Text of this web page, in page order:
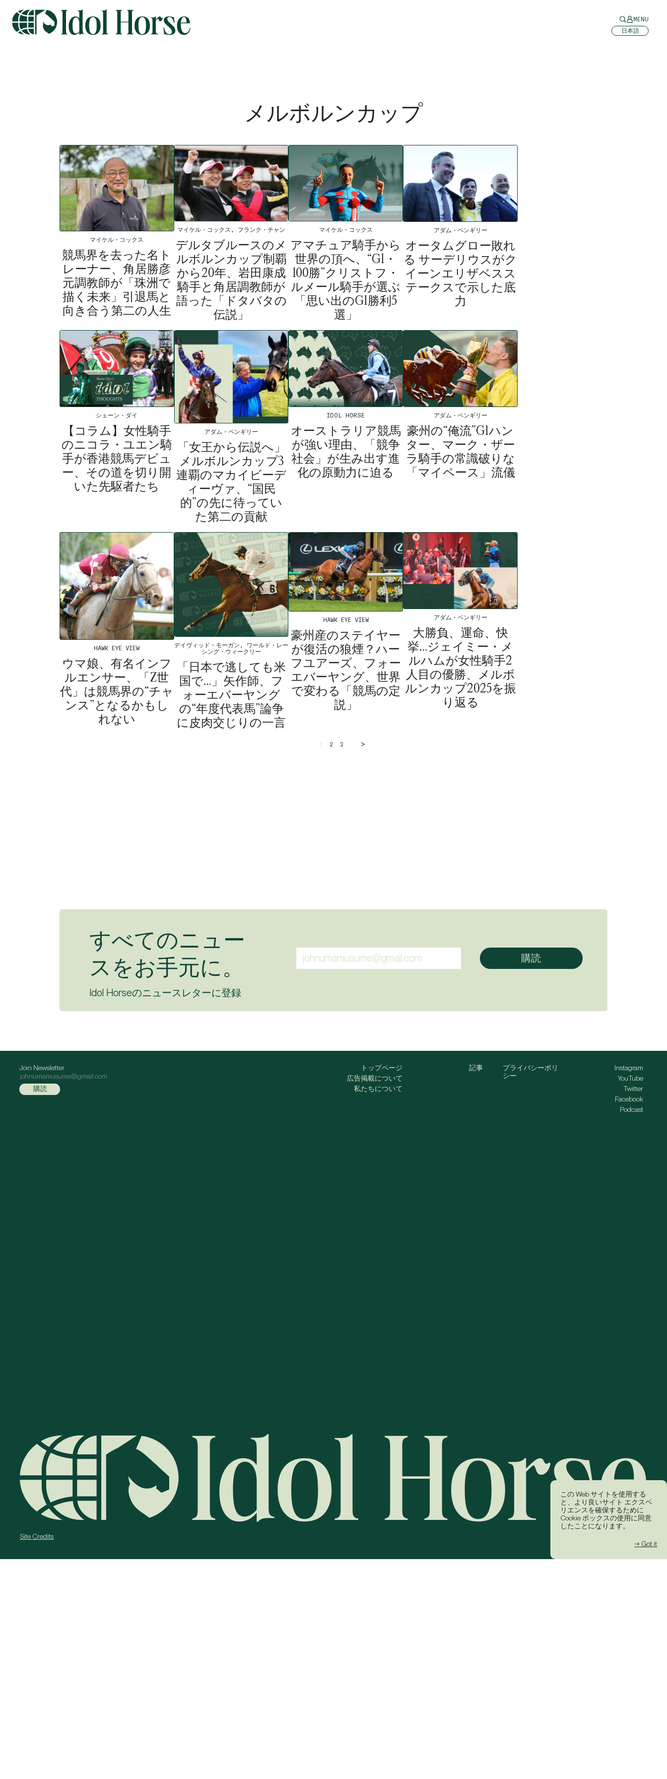
MENU
日本語
この Web サイトを使用する
と、より良いサイト エクスペ
リエンスを確保するために
Cookie ボックスの使用に同意
したことになります。
→ Got it
メルボルンカップ
マイケル・コックス
競馬界を去った名ト
レーナー、角居勝彦
元調教師が「珠洲で
描く未来」引退馬と
向き合う第二の人生
マイケル・コックス, フランク・チャン
デルタブルースのメ
ルボルンカップ制覇
から20年、岩田康成
騎手と角居調教師が
語った「ドタバタの
伝説」
マイケル・コックス
アマチュア騎手から
世界の頂へ、“G1・
100勝”クリストフ・
ルメール騎手が選ぶ
「思い出のG1勝利5
選」
アダム・ペンギリー
オータムグロー敗れ
る サーデリウスがク
イーンエリザベスス
テークスで示した底
力
シェーン・ダイ
【コラム】女性騎手
のニコラ・ユエン騎
手が香港競馬デビュ
ー、その道を切り開
いた先駆者たち
アダム・ペンギリー
「女王から伝説へ」
メルボルンカップ3
連覇のマカイビーデ
ィーヴァ、“国民
的”の先に待ってい
た第二の貢献
IDOL HORSE
オーストラリア競馬
が強い理由、「競争
社会」が生み出す進
化の原動力に迫る
アダム・ペンギリー
豪州の“俺流”G1ハン
ター、マーク・ザー
ラ騎手の常識破りな
「マイペース」流儀
HAWK EYE VIEW
ウマ娘、有名インフ
ルエンサー、「Z世
代」は競馬界の“チャ
ンス”となるかもし
れない
デイヴィッド・モーガン, ワールド・レー
シング・ウィークリー
「日本で逃しても米
国で…」矢作師、フ
ォーエバーヤング
の“年度代表馬”論争
に皮肉交じりの一言
HAWK EYE VIEW
豪州産のステイヤー
が復活の狼煙？ハー
フユアーズ、フォー
エバーヤング、世界
で変わる「競馬の定
説」
アダム・ペンギリー
大勝負、運命、快
挙…ジェイミー・メ
ルハムが女性騎手2
人目の優勝、メルボ
ルンカップ2025を振
り返る
1 2 3 >
すべてのニュー
スをお手元に。
Idol Horseのニュースレターに登録
Join Newsletter
トップページ
広告掲載について
私たちについて
記事
プライバシーポリ
シー
Instagram
YouTube
Twitter
Facebook
Podcast
Site Credits